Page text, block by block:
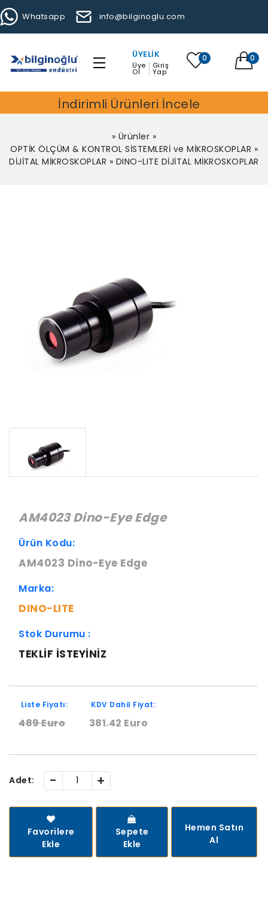
Whatsapp info@bilginoglu.com
ÜYELIK
Üye
Ol
Giriş
Yap
0 0
İndirimli Ürünleri İncele
» Ürünler »
OPTİK ÖLÇÜM & KONTROL SİSTEMLERİ ve MİKROSKOPLAR »
DİJİTAL MİKROSKOPLAR » DINO-LITE DİJİTAL MİKROSKOPLAR
AM4023 Dino-Eye Edge
Ürün Kodu:
AM4023 Dino-Eye Edge
Marka:
DINO-LITE
Stok Durumu :
TEKLIF ISTEYINIZ
Liste Fiyatı:
489 Euro
KDV Dahil Fiyat:
381.42 Euro
Adet: - +
Favorilere
Ekle
Sepete
Ekle
Hemen Satın
Al